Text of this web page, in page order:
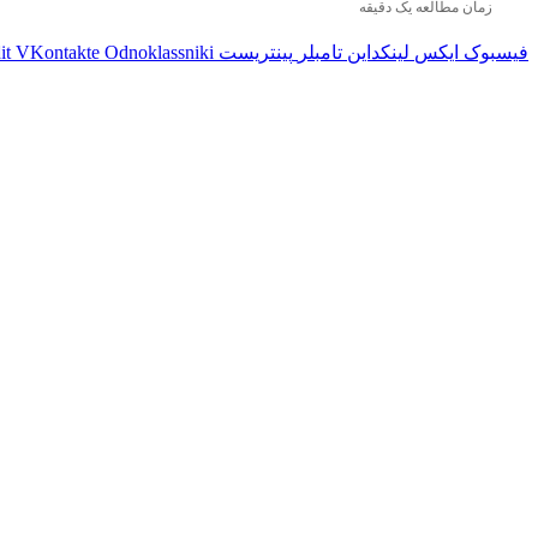
زمان مطالعه یک دقیقه
فیسبوک ایکس لینکداین تامبلر پینتریست VKontakte Odnoklassniki